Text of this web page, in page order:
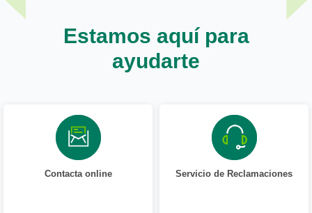
Estamos aquí para
ayudarte
Contacta online Servicio de Reclamaciones